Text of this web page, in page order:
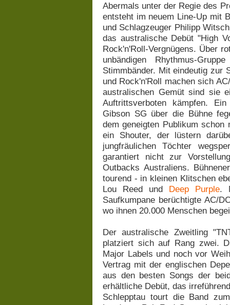
Abermals unter der Regie des
entsteht im neuem Line-Up mit
und Schlagzeuger Philipp
das australische Debüt "High
Rock'n'Roll-Vergnügens. Über
unbändigen Rhythmus-
Stimmbänder. Mit eindeutig zur
und Rock'n'Roll machen sich
australischen Gemüt sind sie
Auftrittsverboten kämpfen.
Gibson SG über die Bühne
dem geneigten Publikum schon
ein Shouter, der lüstern
jungfräulichen Töchter
garantiert nicht zur
Outbacks Australiens.
tourend - in kleinen Klitschen
Lou Reed und Deep Purple.
Saufkumpane berüchtigte AC/
wo ihnen 20.000 Menschen
Der australische Zweitling
platziert sich auf Rang zwei.
Major Labels und noch vor
Vertrag mit der englischen
aus den besten Songs der
erhältliche Debüt, das
Schlepptau tourt die Band